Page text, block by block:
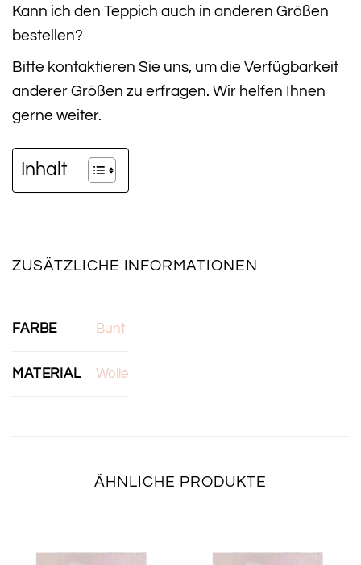
Kann ich den Teppich auch in anderen Größen
bestellen?
Bitte kontaktieren Sie uns, um die Verfügbarkeit
anderer Größen zu erfragen. Wir helfen Ihnen
gerne weiter.
Inhalt
ZUSÄTZLICHE INFORMATIONEN
FARBE Bunt
MATERIAL Wolle
ÄHNLICHE PRODUKTE